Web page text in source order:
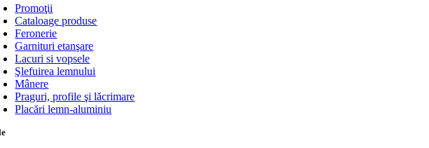
Promoţii
Cataloage produse
Feronerie
Garnituri etanşare
Lacuri si vopsele
Şlefuirea lemnului
Mânere
Praguri, profile şi lăcrimare
Placări lemn-aluminiu